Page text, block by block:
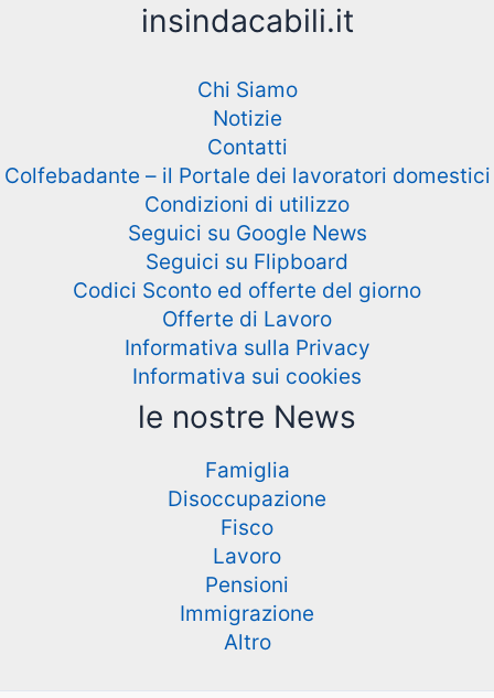
insindacabili.it
Chi Siamo
Notizie
Contatti
Colfebadante – il Portale dei lavoratori domestici
Condizioni di utilizzo
Seguici su Google News
Seguici su Flipboard
Codici Sconto ed offerte del giorno
Offerte di Lavoro
Informativa sulla Privacy
Informativa sui cookies
le nostre News
Famiglia
Disoccupazione
Fisco
Lavoro
Pensioni
Immigrazione
Altro